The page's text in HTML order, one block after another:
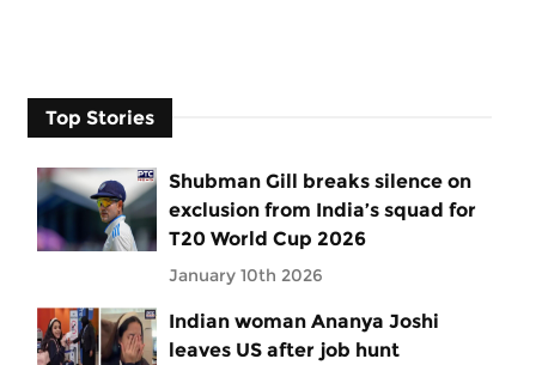
Top Stories
Shubman Gill breaks silence on
exclusion from India’s squad for
T20 World Cup 2026
January 10th 2026
Indian woman Ananya Joshi
leaves US after job hunt